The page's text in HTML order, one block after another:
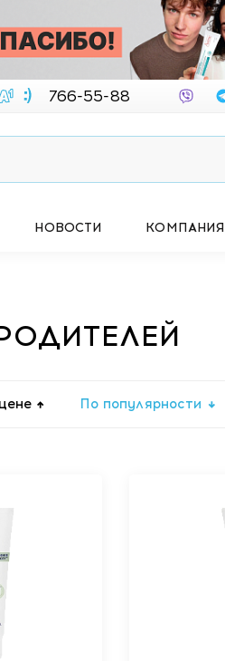
766-55-88
НОВОСТИ КОМПАНИЯ
По популярности